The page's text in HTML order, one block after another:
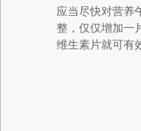
应当尽快对营养
整，仅仅增加一
维生素片就可有